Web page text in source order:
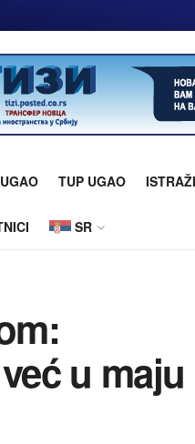
TUP UGAO
SR
u maju